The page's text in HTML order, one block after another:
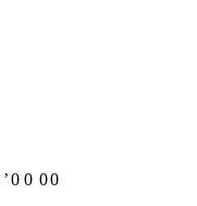
ʼ0 0 00